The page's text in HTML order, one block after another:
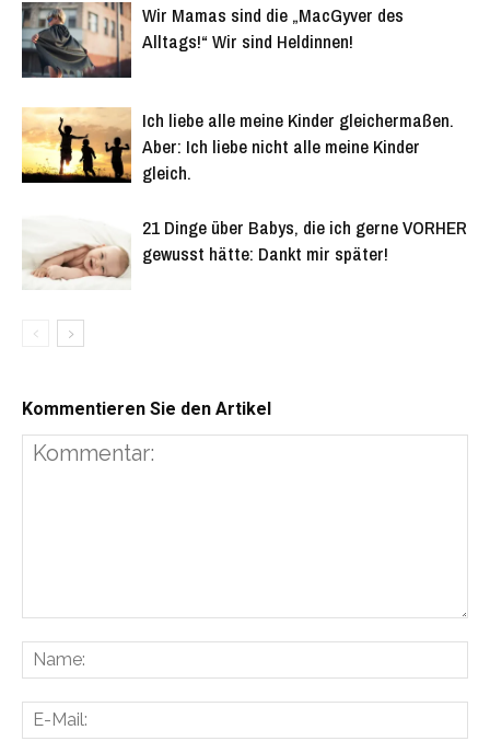
Wir Mamas sind die „MacGyver des
Alltags!“ Wir sind Heldinnen!
Ich liebe alle meine Kinder gleichermaßen.
Aber: Ich liebe nicht alle meine Kinder
gleich.
21 Dinge über Babys, die ich gerne VORHER
gewusst hätte: Dankt mir später!
Kommentieren Sie den Artikel